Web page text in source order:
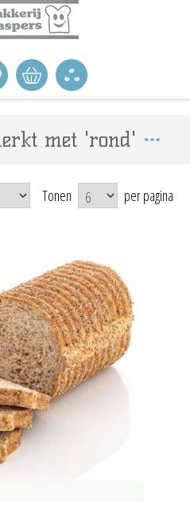
met 'rond'
Tonen per pagina